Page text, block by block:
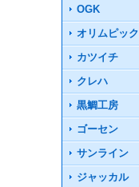
OGK
オリムピック
カツイチ
クレハ
黒鯛工房
ゴーセン
サンライン
ジャッカル